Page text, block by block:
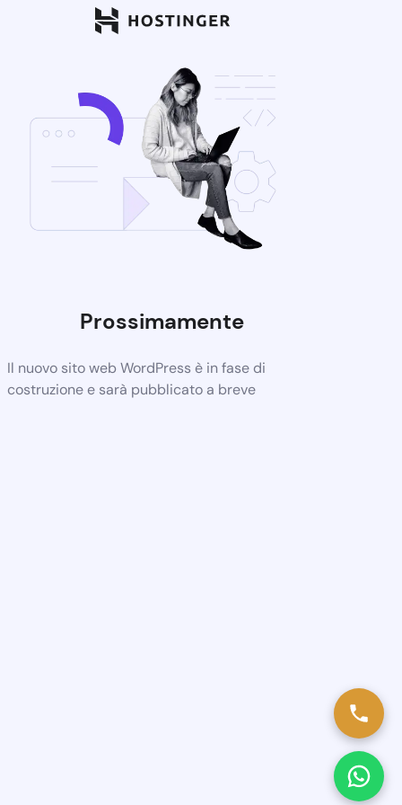
Prossimamente
Il nuovo sito web WordPress è in fase di
costruzione e sarà pubblicato a breve